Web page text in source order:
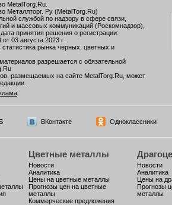
MetalTorg.Ru
Металлторг. Ру (MetalTorg.Ru)
службой по надзору в сфере связи,
и массовых коммуникаций (Роскомнадзор),
принятия решения о регистрации:
03 августа 2023 г.
рынка черных, цветных и
разрешается с обязательной
размещаемых на сайте MetalTorg.Ru, может
ВКонтакте Одноклассники
Цветные металлы
Новости
Аналитика
Цены на цветные металлы
Прогнозы цен на цветные
металлы
Коммерческие предложения
Новости
Аналитика
Цены на
Прогнозы
металлы